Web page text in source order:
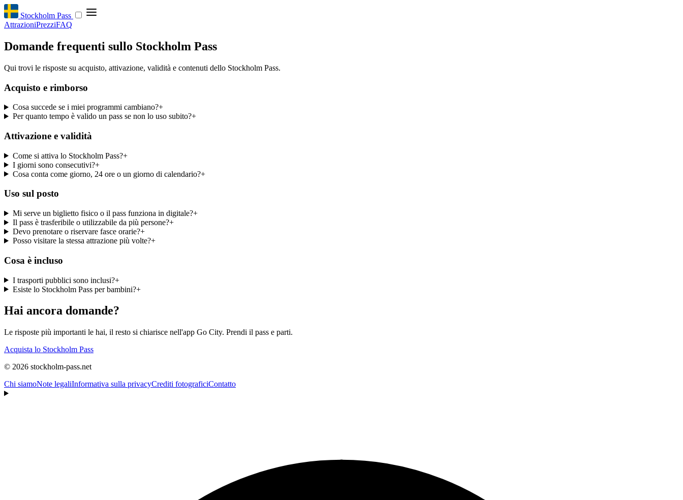
Stockholm Pass
AttrazioniPrezziFAQ
Domande frequenti sullo Stockholm Pass
Qui trovi le risposte su acquisto, attivazione, validità e contenuti dello Stockholm Pass.
Acquisto e rimborso
Cosa succede se i miei programmi cambiano?+
Per quanto tempo è valido un pass se non lo uso subito?+
Attivazione e validità
Come si attiva lo Stockholm Pass?+
I giorni sono consecutivi?+
Cosa conta come giorno, 24 ore o un giorno di calendario?+
Uso sul posto
Mi serve un biglietto fisico o il pass funziona in digitale?+
Il pass è trasferibile o utilizzabile da più persone?+
Devo prenotare o riservare fasce orarie?+
Posso visitare la stessa attrazione più volte?+
Cosa è incluso
I trasporti pubblici sono inclusi?+
Esiste lo Stockholm Pass per bambini?+
Hai ancora domande?
Le risposte più importanti le hai, il resto si chiarisce nell'app Go City. Prendi il pass e parti.
Acquista lo Stockholm Pass
© 2026 stockholm-pass.net
Chi siamoNote legaliInformativa sulla privacyCrediti fotograficiContatto